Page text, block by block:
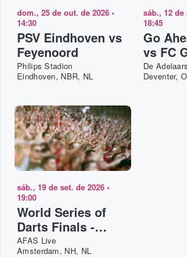
dom., 25 de out. de 2026 •
14:30
PSV Eindhoven vs
Feyenoord
Philips Stadion
Eindhoven, NBR, NL
sáb., 12 de
18:45
Go
vs FC
De
Deventer,
sáb., 19 de set. de 2026 •
19:00
World Series of
Darts Finals -
Saturday
AFAS Live
Amsterdam, NH, NL